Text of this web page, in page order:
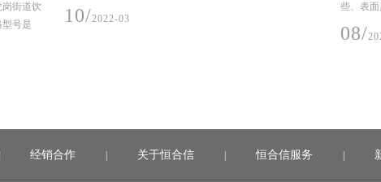
10/2022-03
些、表面质量更优。
2022-03
经销合作 关于恒合信 恒合信服务